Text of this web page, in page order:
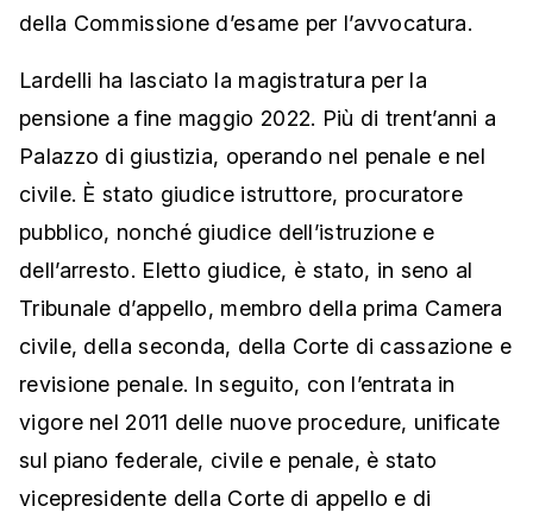
della Commissione d’esame per l’avvocatura.
Lardelli ha lasciato la magistratura per la
pensione a fine maggio 2022. Più di trent’anni a
Palazzo di giustizia, operando nel penale e nel
civile. È stato giudice istruttore, procuratore
pubblico, nonché giudice dell’istruzione e
dell’arresto. Eletto giudice, è stato, in seno al
Tribunale d’appello, membro della prima Camera
civile, della seconda, della Corte di cassazione e
revisione penale. In seguito, con l’entrata in
vigore nel 2011 delle nuove procedure, unificate
sul piano federale, civile e penale, è stato
vicepresidente della Corte di appello e di